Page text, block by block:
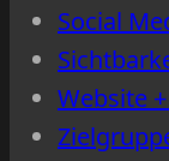
Social
Website